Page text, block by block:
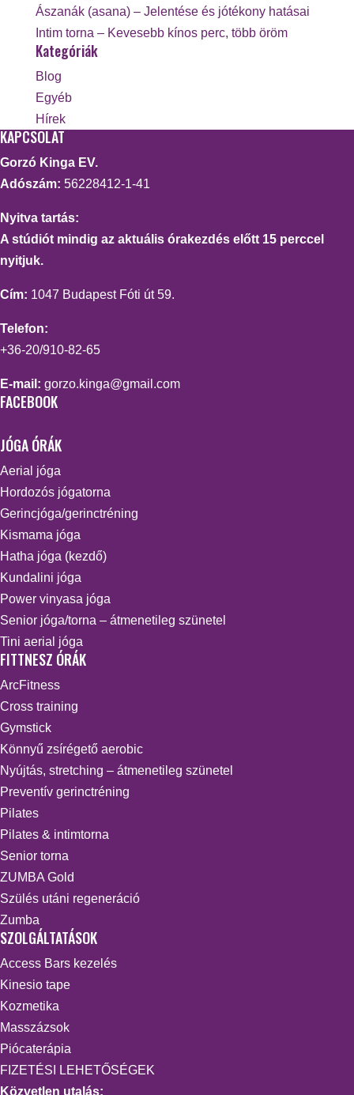
Ászanák (asana) – Jelentése és jótékony hatásai
Intim torna – Kevesebb kínos perc, több öröm
Kategóriák
Blog
Egyéb
Hírek
KAPCSOLAT
Gorzó Kinga EV.
Adószám: 56228412-1-41
Nyitva tartás:
A stúdiót mindig az aktuális órakezdés előtt 15 perccel
nyitjuk.
Cím: 1047 Budapest Fóti út 59.
Telefon:
+36-20/910-82-65
E-mail: gorzo.kinga@gmail.com
FACEBOOK
JÓGA ÓRÁK
Aerial jóga
Hordozós jógatorna
Gerincjóga/gerinctréning
Kismama jóga
Hatha jóga (kezdő)
Kundalini jóga
Power vinyasa jóga
Senior jóga/torna – átmenetileg szünetel
Tini aerial jóga
FITTNESZ ÓRÁK
ArcFitness
Cross training
Gymstick
Könnyű zsírégető aerobic
Nyújtás, stretching – átmenetileg szünetel
Preventív gerinctréning
Pilates
Pilates & intimtorna
Senior torna
ZUMBA Gold
Szülés utáni regeneráció
Zumba
SZOLGÁLTATÁSOK
Access Bars kezelés
Kinesio tape
Kozmetika
Masszázsok
Piócaterápia
FIZETÉSI LEHETŐSÉGEK
Közvetlen utalás: